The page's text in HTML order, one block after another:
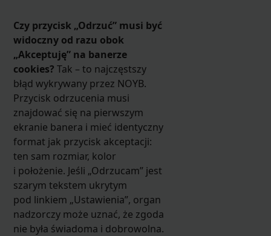
Czy przycisk „Odrzuć” musi być
widoczny od razu obok
„Akceptuję” na banerze
cookies? Tak – to najczęstszy
błąd wykrywany przez NOYB.
Przycisk odrzucenia musi
znajdować się na pierwszym
ekranie banera i mieć identyczny
format jak przycisk akceptacji:
ten sam rozmiar, kolor
i położenie. Jeśli „Odrzucam” jest
szarym tekstem ukrytym
pod linkiem „Ustawienia”, organ
nadzorczy może uznać, że zgoda
nie była świadoma i dobrowolna.